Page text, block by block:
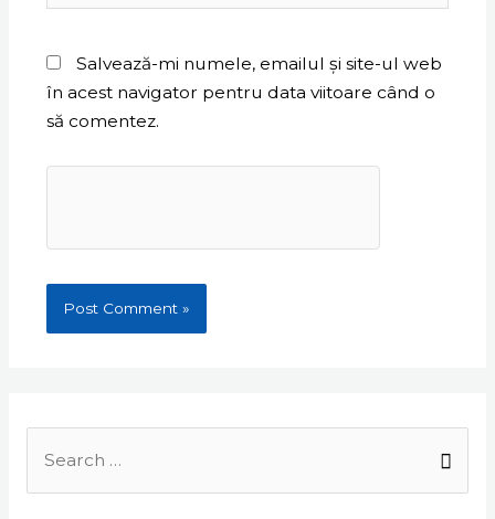
Salvează-mi numele, emailul și site-ul web
în acest navigator pentru data viitoare când o
să comentez.
Search
for: